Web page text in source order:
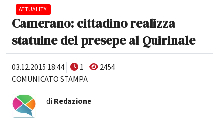
ATTUALITA'
Camerano: cittadino realizza
statuine del presepe al Quirinale
03.12.2015 18:44 1
2454
COMUNICATO STAMPA
di Redazione